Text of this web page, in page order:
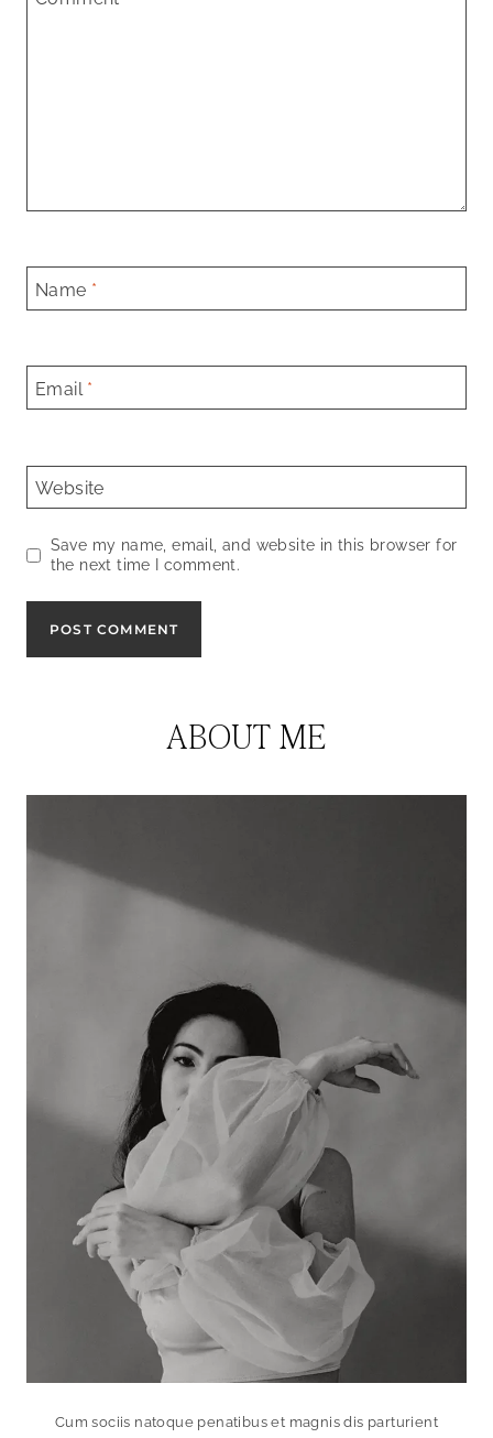
Name *
Email *
Website
Save my name, email, and website in this browser for
the next time I comment.
ABOUT ME
Cum sociis natoque penatibus et magnis dis parturient